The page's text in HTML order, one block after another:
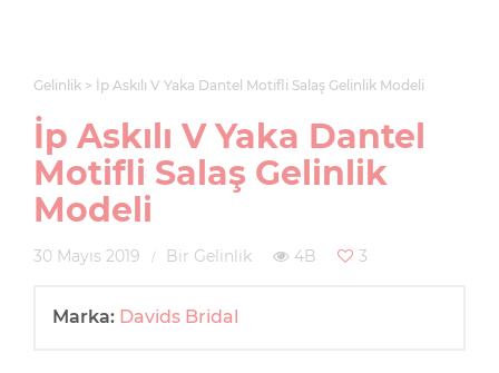
Gelinlik İp Askılı V Yaka Dantel Motifli Salaş Gelinlik Modeli
İp Askılı V Yaka Dantel
Motifli Salaş Gelinlik
Modeli
30 Mayıs 2019 Bir Gelinlik 4B 3
Marka: Davids Bridal